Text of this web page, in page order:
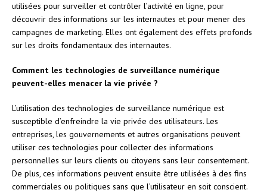
utilisées pour surveiller et contrôler l’activité en ligne, pour
découvrir des informations sur les internautes et pour mener des
campagnes de marketing. Elles ont également des effets profonds
sur les droits fondamentaux des internautes.
Comment les technologies de surveillance numérique
peuvent-elles menacer la vie privée ?
L’utilisation des technologies de surveillance numérique est
susceptible d’enfreindre la vie privée des utilisateurs. Les
entreprises, les gouvernements et autres organisations peuvent
utiliser ces technologies pour collecter des informations
personnelles sur leurs clients ou citoyens sans leur consentement.
De plus, ces informations peuvent ensuite être utilisées à des fins
commerciales ou politiques sans que l’utilisateur en soit conscient.